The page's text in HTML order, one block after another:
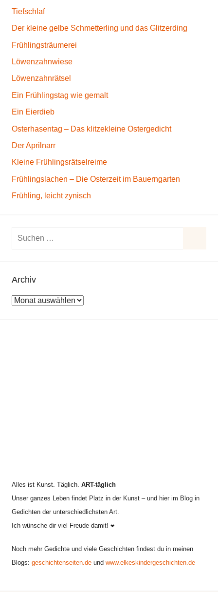
Tiefschlaf
Der kleine gelbe Schmetterling und das Glitzerding
Frühlingsträumerei
Löwenzahnwiese
Löwenzahnrätsel
Ein Frühlingstag wie gemalt
Ein Eierdieb
Osterhasentag – Das klitzekleine Ostergedicht
Der Aprilnarr
Kleine Frühlingsrätselreime
Frühlingslachen – Die Osterzeit im Bauerngarten
Frühling, leicht zynisch
n
Archiv
A
Alles ist Kunst. Täglich. ART-täglich
Unser ganzes Leben findet Platz in der Kunst – und hier im Blog in
Gedichten der unterschiedlichsten Art.
Ich wünsche dir viel Freude damit! ❤
Noch mehr Gedichte und viele Geschichten findest du in meinen
Blogs: geschichtenseiten.de und www.elkeskindergeschichten.de